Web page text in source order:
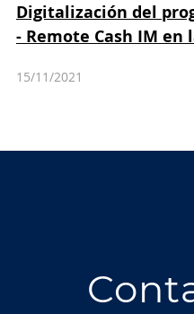
Digitalización del
- Remote Cash IM en
15/11/2021